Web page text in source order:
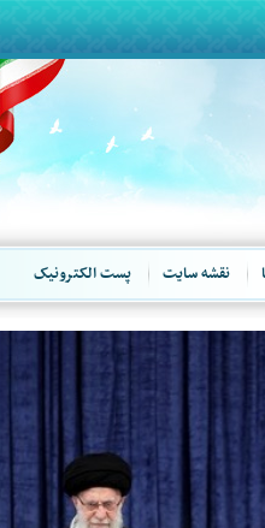
نقشه سایت پست الکترونیک